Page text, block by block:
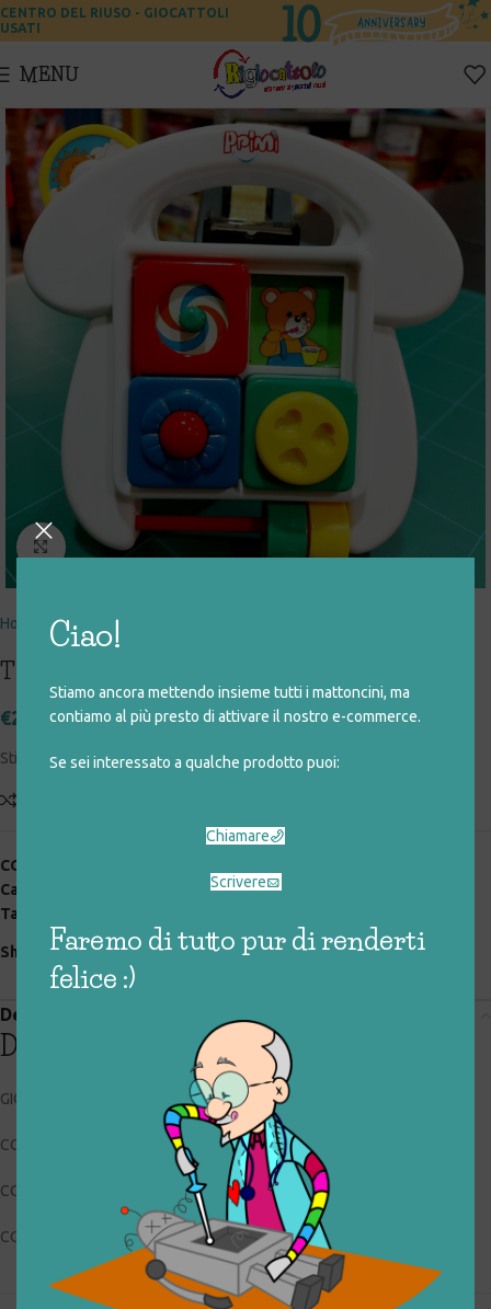
Ciao!
Stiamo ancora mettendo insieme tutti i mattoncini, ma
contiamo al più presto di attivare il nostro e-commerce.
Se sei interessato a qualche prodotto puoi:
Chiamare
Scrivere
Faremo di tutto pur di renderti
felice :)
CENTRO DEL RIUSO - GIOCATTOLI
USATI
MENU
Click to enlarge
Home giocattoli rigenerati
TELEFONO CON FORME DA SPOSTARE
€2,00
Stimola la manualità – Non richiede batterie
COD:
Categorie:
giocattoli rigenerati, prima infanzia
Tag:
Share:
Descrizione
Descrizione
GIOCHI PREZIOSI
CODICE RIGIOCATTOLO: 036_0_158
CONDIZIONI: buone
COLLOCAZIONE: BOX7